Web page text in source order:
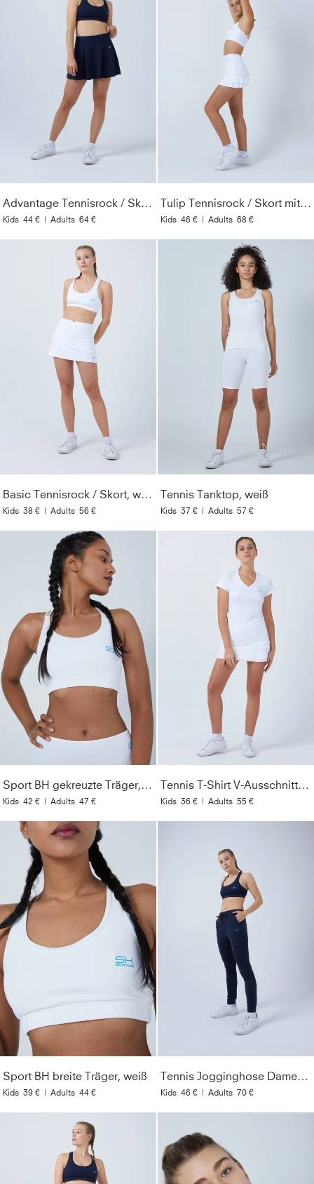
Advantage Tennisrock / Skort mit Ballhalter, navy blau
Kids 44 € | Adults 64 €
Tulip Tennisrock / Skort mit Taschen, weiß
Kids 46 € | Adults 68 €
Basic Tennisrock / Skort, weiß
Kids 38 € | Adults 56 €
Tennis Tanktop, weiß
Kids 37 € | Adults 57 €
Sport BH gekreuzte Träger, weiß
Kids 42 € | Adults 47 €
Tennis T-Shirt V-Ausschnitt Damen & Mädchen, weiß
Kids 36 € | Adults 55 €
Sport BH breite Träger, weiß
Kids 39 € | Adults 44 €
Tennis Jogginghose Damen & Mädchen, navy blau
Kids 46 € | Adults 70 €